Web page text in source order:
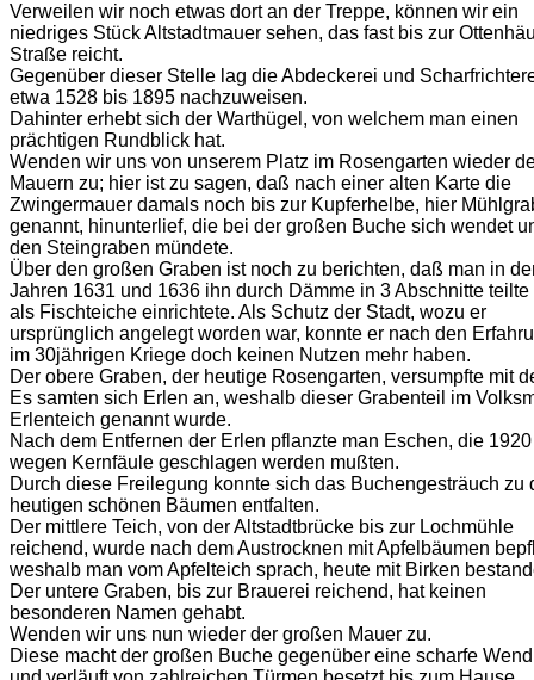
Verweilen wir noch etwas dort an der Treppe, können wir ein
niedriges Stück Altstadtmauer sehen, das fast bis zur
Straße reicht.
Gegenüber dieser Stelle lag die Abdeckerei und
etwa 1528 bis 1895 nachzuweisen.
Dahinter erhebt sich der Warthügel, von welchem man einen
prächtigen Rundblick hat.
Wenden wir uns von unserem Platz im Rosengarten wieder
Mauern zu; hier ist zu sagen, daß nach einer alten Karte die
Zwingermauer damals noch bis zur Kupferhelbe, hier
genannt, hinunterlief, die bei der großen Buche sich wendet
den Steingraben mündete.
Über den großen Graben ist noch zu berichten, daß man in
Jahren 1631 und 1636 ihn durch Dämme in 3 Abschnitte teilte
als Fischteiche einrichtete. Als Schutz der Stadt, wozu er
ursprünglich angelegt worden war, konnte er nach den
im 30jährigen Kriege doch keinen Nutzen mehr haben.
Der obere Graben, der heutige Rosengarten, versumpfte mit
Es samten sich Erlen an, weshalb dieser Grabenteil im
Erlenteich genannt wurde.
Nach dem Entfernen der Erlen pflanzte man Eschen, die 1920
wegen Kernfäule geschlagen werden mußten.
Durch diese Freilegung konnte sich das Buchengesträuch zu
heutigen schönen Bäumen entfalten.
Der mittlere Teich, von der Altstadtbrücke bis zur Lochmühle
reichend, wurde nach dem Austrocknen mit Apfelbäumen
weshalb man vom Apfelteich sprach, heute mit Birken
Der untere Graben, bis zur Brauerei reichend, hat keinen
besonderen Namen gehabt.
Wenden wir uns nun wieder der großen Mauer zu.
Diese macht der großen Buche gegenüber eine scharfe